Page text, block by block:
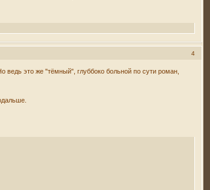
4
ведь это же "тёмный", глуббоко больной по сути роман,